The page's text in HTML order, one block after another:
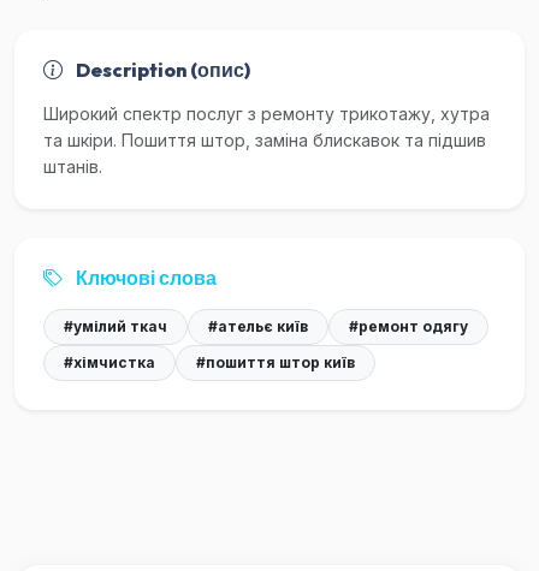
Description (опис)
Широкий спектр послуг з ремонту трикотажу, хутра
та шкіри. Пошиття штор, заміна блискавок та підшив
штанів.
Ключові слова
#умілий ткач #ательє київ
#ремонт одягу
#хімчистка
#пошиття штор київ